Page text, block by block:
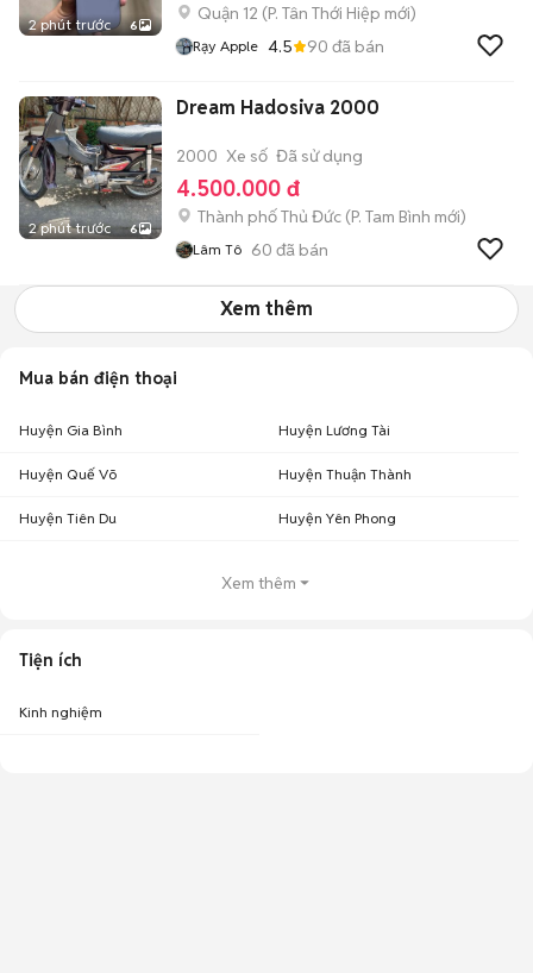
2 phút trước 6
Quận 12 (P. Tân Thới Hiệp mới)
Rạy Apple 4.5 90 đã bán
2 phút trước 6
Dream Hadosiva 2000
2000 Xe số Đã sử dụng
4.500.000 đ
Thành phố Thủ Đức (P. Tam Bình mới)
Lâm Tô 60 đã bán
Xem thêm
Mua bán điện thoại
Huyện Gia Bình Huyện Lương Tài
Huyện Quế Võ Huyện Thuận Thành
Huyện Tiên Du Huyện Yên Phong
Xem thêm
Tiện ích
Kinh nghiệm